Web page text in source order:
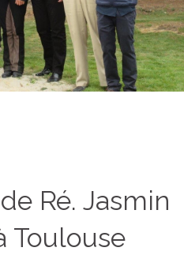
Ré. Jasmin
Toulouse